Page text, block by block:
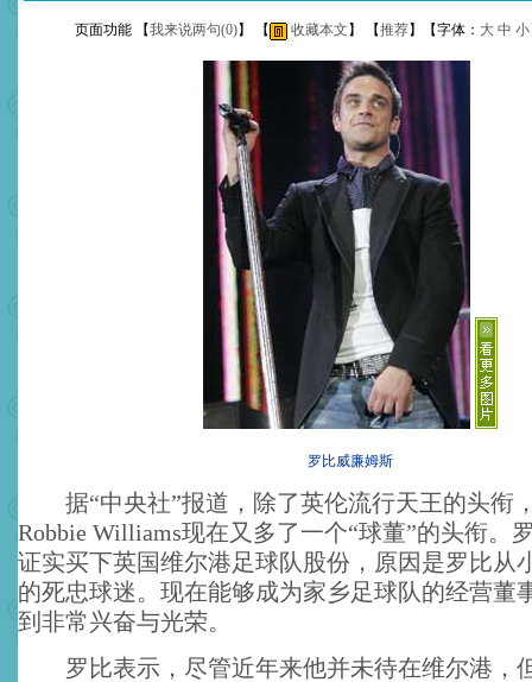
页面功能 【我来说两句(0)】 【 收藏本文 】 【推荐】【字体： 大 中 小
罗比威廉姆斯
据“中央社”报道，除了英伦流行天王的头衔
Robbie Williams现在又多了一个“球董”的头衔。
证实买下英国维尔港足球队股份，原因是罗比从
的死忠球迷。现在能够成为家乡足球队的经营董
到非常兴奋与光荣。
罗比表示，尽管近年来他并未待在维尔港，